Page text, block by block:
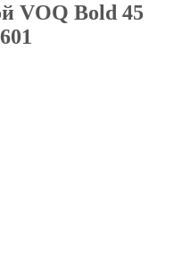
VOQ Bold 45